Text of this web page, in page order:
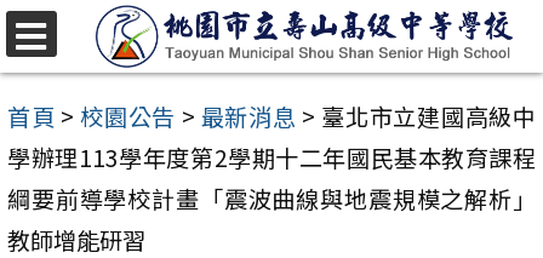
跳
至
主
要
內
容
首頁 > 校園公告 > 最新消息 > 臺北市立建國高級中
學辦理113學年度第2學期十二年國民基本教育課程
綱要前導學校計畫「震波曲線與地震規模之解析」
教師增能研習
選
單